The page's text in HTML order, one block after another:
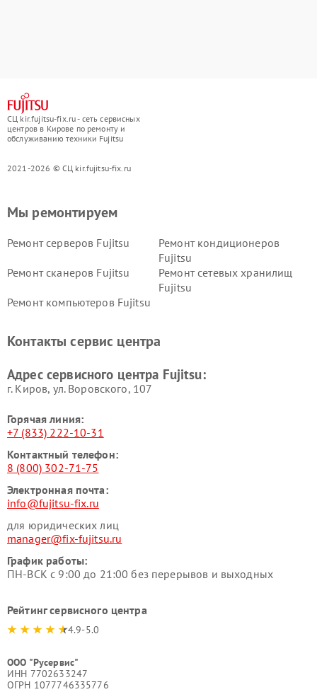
СЦ kir.fujitsu-fix.ru - сеть сервисных
центров в Кирове по ремонту и
обслуживанию техники Fujitsu
2021-2026 © СЦ kir.fujitsu-fix.ru
Мы ремонтируем
Ремонт серверов Fujitsu
Ремонт кондиционеров
Fujitsu
Ремонт сканеров Fujitsu
Ремонт сетевых хранилищ
Fujitsu
Ремонт компьютеров Fujitsu
Контакты сервис центра
Адрес сервисного центра Fujitsu:
г. Киров, ул. Воровского, 107
Горячая линия:
+7 (833) 222-10-31
Контактный телефон:
8 (800) 302-71-75
Электронная почта:
info@fujitsu-fix.ru
для юридических лиц
manager@fix-fujitsu.ru
График работы:
ПН-ВСК с 9:00 до 21:00 без перерывов и выходных
Рейтинг сервисного центра
4.9-5.0
ООО "Русервис"
ИНН 7702633247
ОГРН 1077746335776